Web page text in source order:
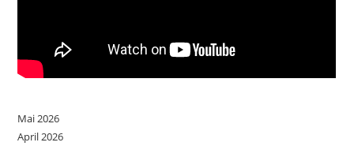
Mai 2026
April 2026